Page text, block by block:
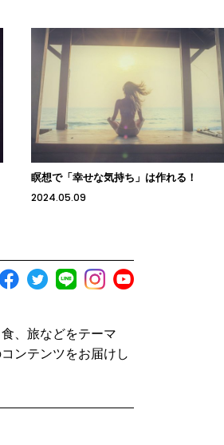
瞑想で「幸せな気持ち」は作れる！
2024.05.09
、旅などをテーマ
ンテンツをお届けし